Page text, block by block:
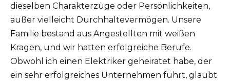
dieselben Charakterzüge oder Persönlichkeiten,
außer vielleicht Durchhaltevermögen. Unsere
Familie bestand aus Angestellten mit weißen
Kragen, und wir hatten erfolgreiche Berufe.
Obwohl ich einen Elektriker geheiratet habe, der
ein sehr erfolgreiches Unternehmen führt, glaubt